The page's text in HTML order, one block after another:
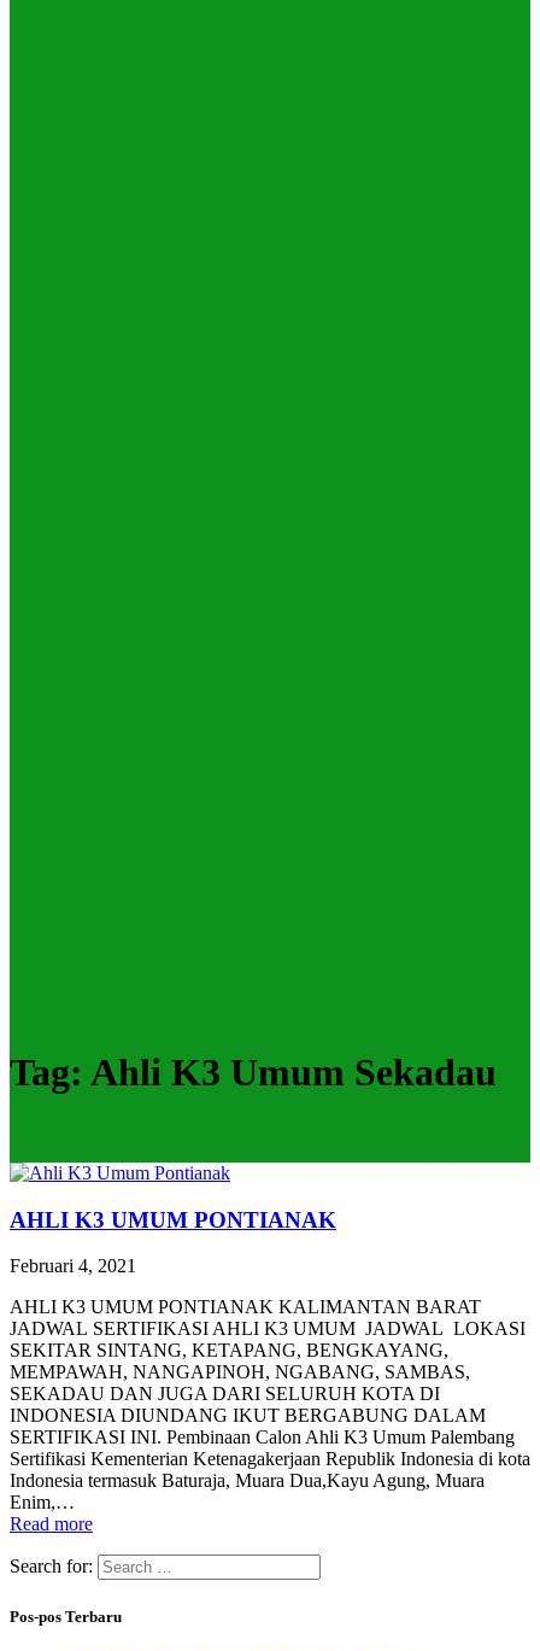
Tag: Ahli K3 Umum Sekadau
AHLI K3 UMUM PONTIANAK
Februari 4, 2021
AHLI K3 UMUM PONTIANAK KALIMANTAN BARAT
JADWAL SERTIFIKASI AHLI K3 UMUM JADWAL LOKASI
SEKITAR SINTANG, KETAPANG, BENGKAYANG,
MEMPAWAH, NANGAPINOH, NGABANG, SAMBAS,
SEKADAU DAN JUGA DARI SELURUH KOTA DI
INDONESIA DIUNDANG IKUT BERGABUNG DALAM
SERTIFIKASI INI. Pembinaan Calon Ahli K3 Umum Palembang
Sertifikasi Kementerian Ketenagakerjaan Republik Indonesia di kota
Indonesia termasuk Baturaja, Muara Dua,Kayu Agung, Muara
Enim,…
Read more
Search for:
Pos-pos Terbaru